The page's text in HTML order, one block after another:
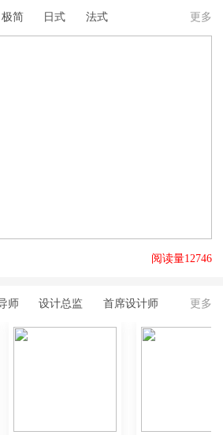
极简 日式 法式 更多
阅读量12746
师 设计总监 首席设计师 更多